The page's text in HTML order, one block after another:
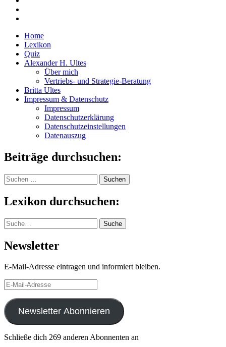
Home
Lexikon
Quiz
Alexander H. Ultes
Über mich
Vertriebs- und Strategie-Beratung
Britta Ultes
Impressum & Datenschutz
Impressum
Datenschutzerklärung
Datenschutzeinstellungen
Datenauszug
Beiträge durchsuchen:
Suchen
nach:
Lexikon durchsuchen:
Suche Suche
Newsletter
E-Mail-Adresse eintragen und informiert bleiben.
E-
Mail-
Adresse
Newsletter Abonnieren
Schließe dich 269 anderen Abonnenten an